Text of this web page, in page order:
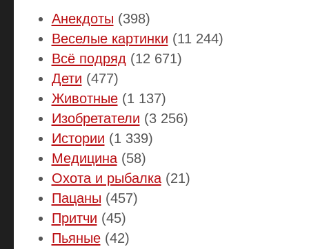
Анекдоты (398)
Веселые картинки (11 244)
Всё подряд (12 671)
Дети (477)
Животные(1 137)
Изобретатели (3 256)
Истории (1 339)
Медицина(58)
Охота и рыбалка(21)
Пацаны (457)
Притчи (45)
Пьяные(42)